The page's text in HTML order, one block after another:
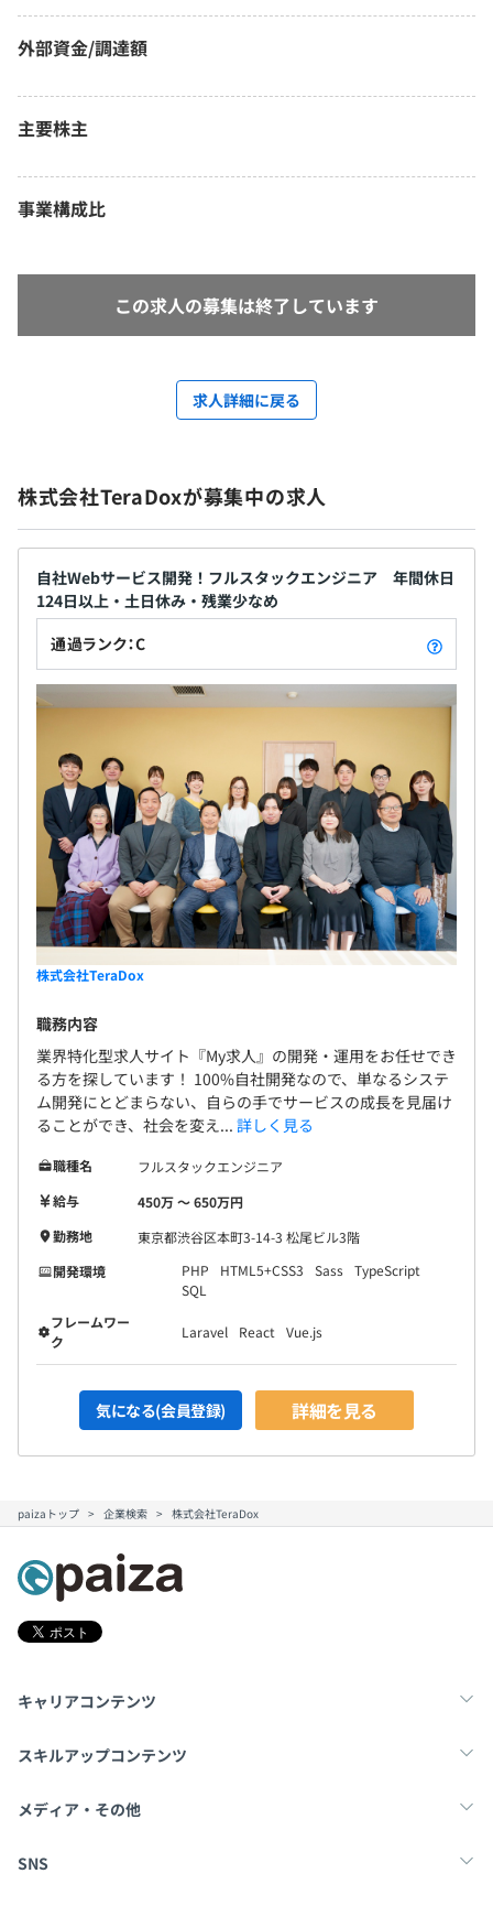
外部資金/調達額
主要株主
事業構成比
この求人の募集は終了しています
求人詳細に戻る
株式会社TeraDoxが募集中の求人
自社Webサービス開発！フルスタックエンジニア 年間休日
124日以上・土日休み・残業少なめ
通過ランク：C
株式会社TeraDox
職務内容
業界特化型求人サイト『My求人』の開発・運用をお任せでき
る方を探しています！ 100%自社開発なので、単なるシステ
ム開発にとどまらない、自らの手でサービスの成長を見届け
ることができ、社会を変え... 詳しく見る
職種名
フルスタックエンジニア
給与
450万 〜 650万円
勤務地
東京都渋谷区本町3-14-3 松尾ビル3階
開発環境
PHP HTML5+CSS3 Sass TypeScript
SQL
フレームワー
ク
Laravel React Vue.js
気になる(会員登録) 詳細を見る
paizaトップ 企業検索 株式会社TeraDox
キャリアコンテンツ
転職・キャリア
スキルアップコンテンツ
学習
メディア・その他
Tech Team Journal
SNS